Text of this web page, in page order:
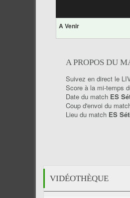
A Venir
A PROPOS DU
Suivez en direct le
Score à la mi-temps
Date du match ES
Coup d'envoi du
Lieu du match ES
VIDÉOTHÈQUE